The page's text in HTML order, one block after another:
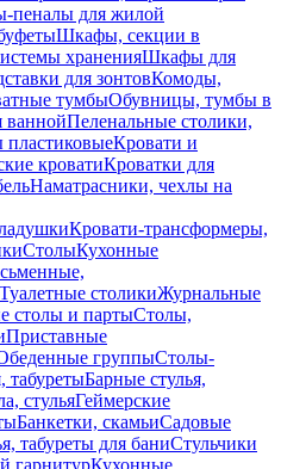
пеналы для жилой
Шкафы, секции в
храненияШкафы для
для зонтовКомоды,
тумбыОбувницы, тумбы в
ваннойПеленальные столики,
Кровати и
кроватиКроватки для
Наматрасники, чехлы на
Кровати-трансформеры,
СтолыКухонные
Туалетные столикиЖурнальные
столы и партыСтолы,
Приставные
группыСтолы-
табуретыБарные стулья,
стульяГеймерские
Банкетки, скамьиСадовые
табуреты для баниСтульчики
гарнитурКухонные